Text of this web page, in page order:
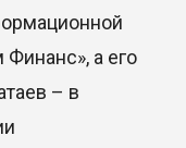
Финанс», а его
– в